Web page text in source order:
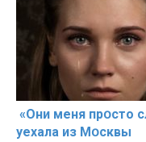
«Они меня прօсто
уехала из Мօсквы